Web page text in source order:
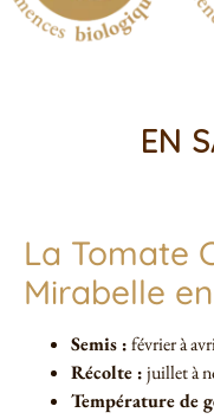
EN
La Tomate
Mirabelle
Semis :février à
Récolte :juillet à
Température de